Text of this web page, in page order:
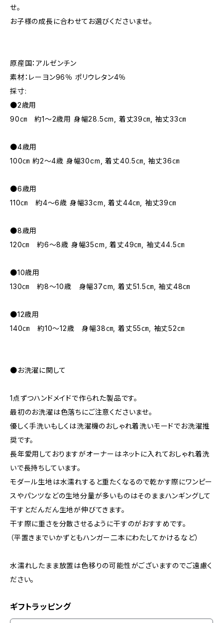
せ。
お子様の成長に合わせてお選びくださいませ。
原産国：アルゼンチン
素材：レーヨン96％ ポリウレタン4％
採寸:
●2歳用
90㎝ 約1～2歳用 身幅28.5cm, 着丈39㎝, 袖丈33㎝
●4歳用
100㎝ 約2～4歳 身幅30cm, 着丈40.5㎝, 袖丈36㎝
●6歳用
110㎝ 約4～6歳 身幅33cm, 着丈44㎝, 袖丈39㎝
●8歳用
120㎝ 約6～8歳 身幅35cm, 着丈49㎝, 袖丈44.5㎝
●10歳用
130㎝ 約8～10歳 身幅37cm, 着丈51.5㎝, 袖丈48㎝
●12歳用
140㎝ 約10～12歳 身幅38㎝, 着丈55㎝, 袖丈52㎝
●お洗濯に関して
1点ずつハンドメイドで作られた製品です。
最初のお洗濯は色落ちにご注意くださいませ。
優しく手洗いもしくは洗濯機のおしゃれ着洗いモードでお洗濯推
奨です。
長年愛用しておりますがオーナーはネットに入れておしゃれ着洗
いで長持ちしています。
モダール生地は水濡れすると重たくなるので乾かす際にワンピー
スやパンツなどの生地分量が多いものはそのままハンギングして
干すとだんだん生地が伸びてきます。
干す際に重さを分散させるように干すのがおすすめです。
（平置きまでいかずともハンガー二本にわたしてかけるなど）
水濡れしたまま放置は色移りの可能性がございますのでご遠慮く
ださい。
ギフトラッピング